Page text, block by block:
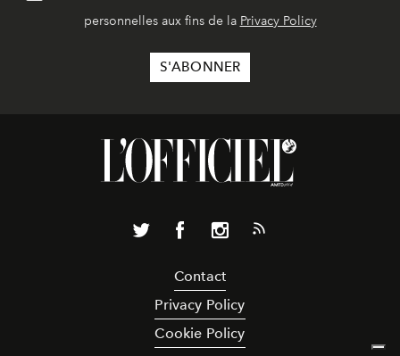
personnelles aux fins de la Privacy Policy
Contact
Privacy Policy
Cookie Policy